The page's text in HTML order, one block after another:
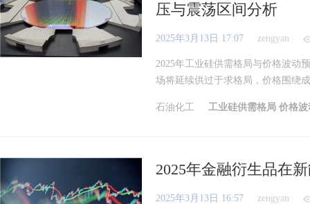
压与震荡区间分析
2025年3月13日 17:07 zengyan
2025年工业硅供需格局与价格波动
场将延续供过于求格局，价格围绕
石油化工 工业硅供需格局 价格
2025年金融衍生品在
2025年3月13日 16:57 zengyan